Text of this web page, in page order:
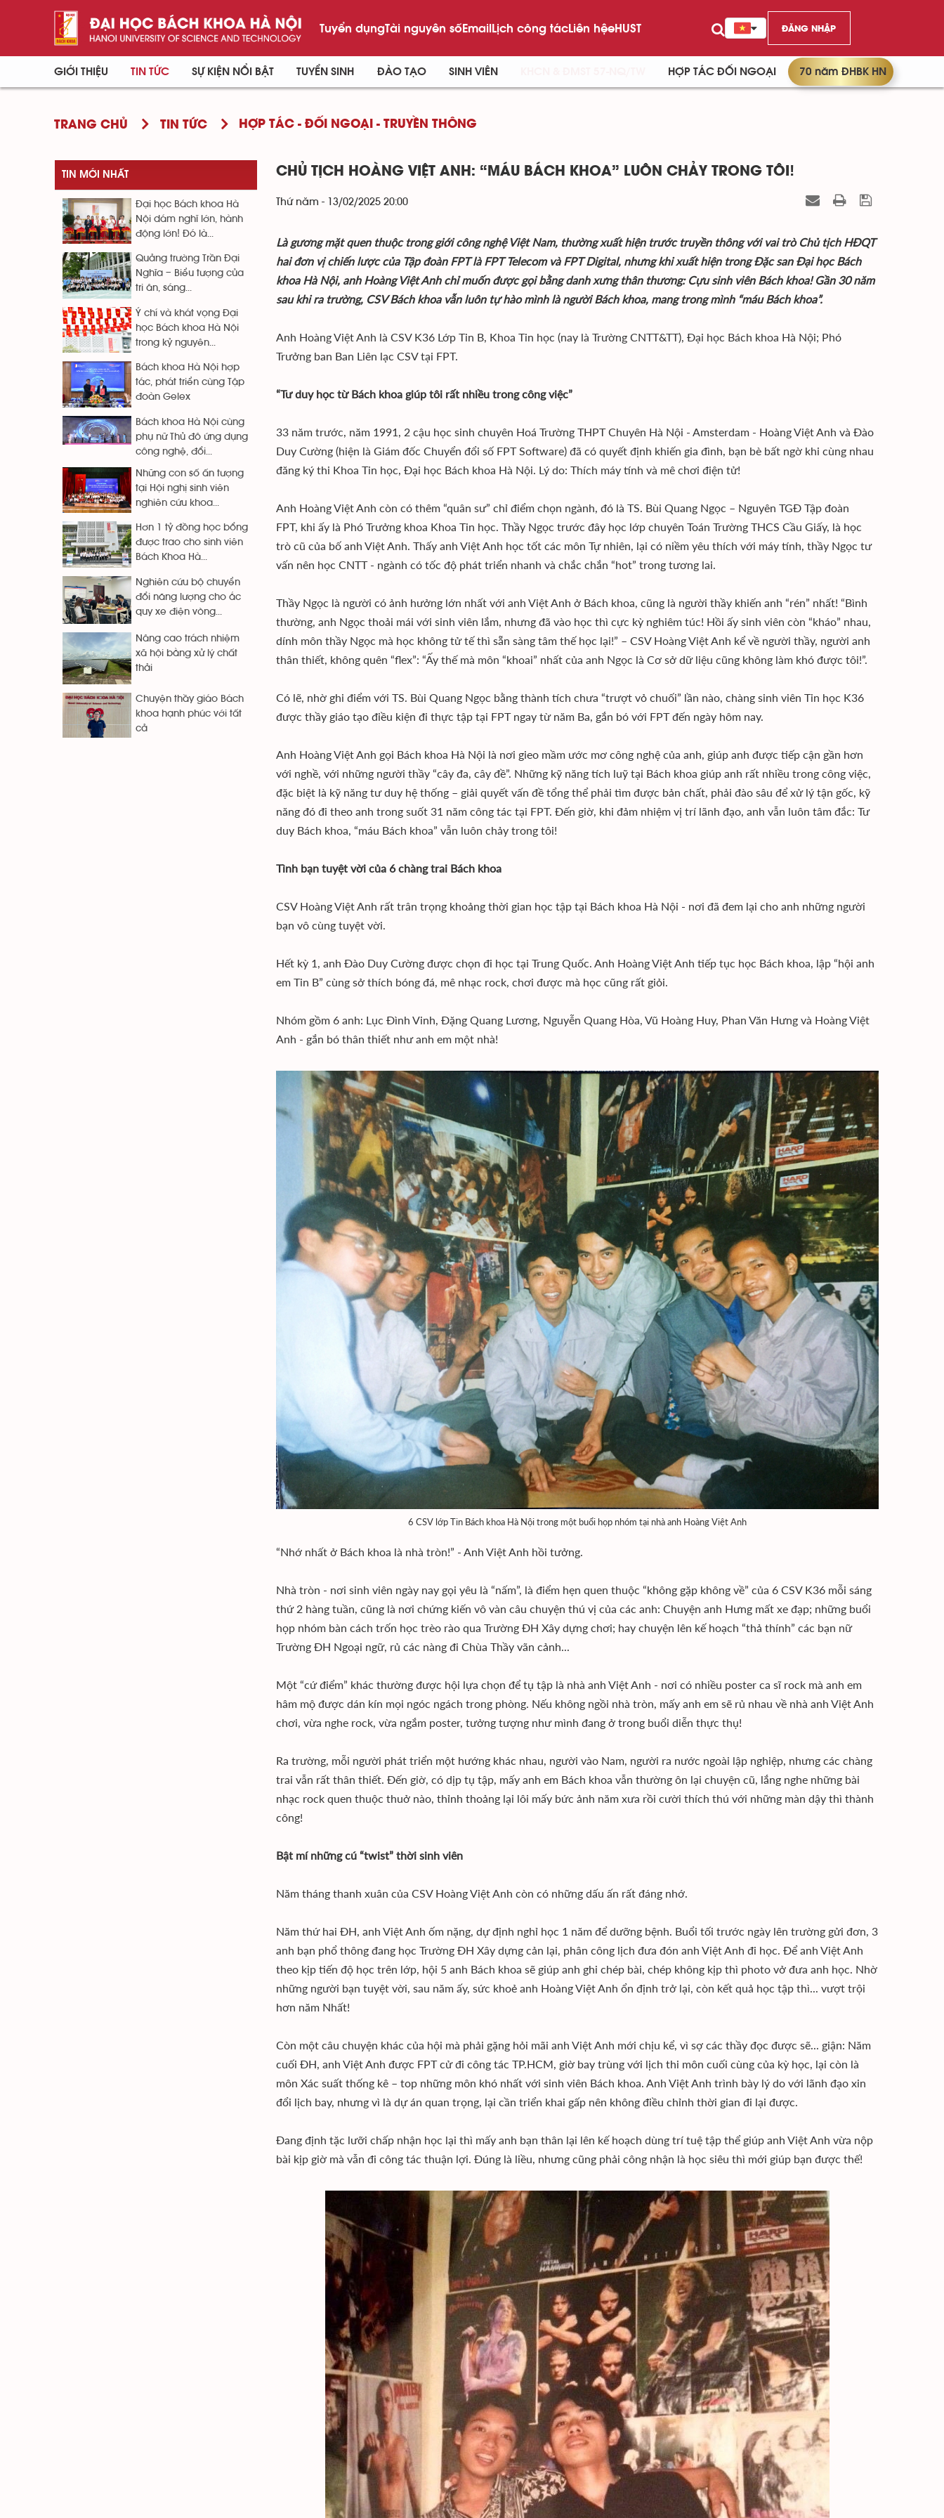
Tuyển dụngTài nguyên sốEmailLịch công tácLiên hệeHUST ĐĂNG NHẬP
GIỚI THIỆU TIN TỨC SỰ KIỆN NỔI BẬT TUYỂN SINH ĐÀO TẠO SINH VIÊN HỢP TÁC ĐỐI NGOẠI 70 năm ĐHBK HN
TRANG CHỦ TIN TỨC HỢP TÁC - ĐỐI NGOẠI - TRUYỀN THÔNG
CHỦ TỊCH HOÀNG VIỆT ANH: “MÁU BÁCH KHOA” LUÔN CHẢY TRONG TÔI!
Thứ năm - 13/02/2025 20:00
Là gương mặt quen thuộc trong giới công nghệ Việt Nam, thường xuất hiện trước truyền thông với vai trò Chủ tịch HĐQT
hai đơn vị chiến lược của Tập đoàn FPT là FPT Telecom và FPT Digital, nhưng khi xuất hiện trong Đặc san Đại học Bách
khoa Hà Nội, anh Hoàng Việt Anh chỉ muốn được gọi bằng danh xưng thân thương: Cựu sinh viên Bách khoa! Gần 30 năm
sau khi ra trường, CSV Bách khoa vẫn luôn tự hào mình là người Bách khoa, mang trong mình “máu Bách khoa”.
Anh Hoàng Việt Anh là CSV K36 Lớp Tin B, Khoa Tin học (nay là Trường CNTT&TT), Đại học Bách khoa Hà Nội; Phó
Trưởng ban Ban Liên lạc CSV tại FPT.
“Tư duy học từ Bách khoa giúp tôi rất nhiều trong công việc”
33 năm trước, năm 1991, 2 cậu học sinh chuyên Hoá Trường THPT Chuyên Hà Nội - Amsterdam - Hoàng Việt Anh và Đào
Duy Cường (hiện là Giám đốc Chuyển đổi số FPT Software) đã có quyết định khiến gia đình, bạn bè bất ngờ khi cùng nhau
đăng ký thi Khoa Tin học, Đại học Bách khoa Hà Nội. Lý do: Thích máy tính và mê chơi điện tử!
Anh Hoàng Việt Anh còn có thêm “quân sư” chỉ điểm chọn ngành, đó là TS. Bùi Quang Ngọc – Nguyên TGĐ Tập đoàn
FPT, khi ấy là Phó Trưởng khoa Khoa Tin học. Thầy Ngọc trước đây học lớp chuyên Toán Trường THCS Cầu Giấy, là học
trò cũ của bố anh Việt Anh. Thấy anh Việt Anh học tốt các môn Tự nhiên, lại có niềm yêu thích với máy tính, thầy Ngọc tư
vấn nên học CNTT - ngành có tốc độ phát triển nhanh và chắc chắn “hot” trong tương lai.
Thầy Ngọc là người có ảnh hưởng lớn nhất với anh Việt Anh ở Bách khoa, cũng là người thầy khiến anh “rén” nhất! “Bình
thường, anh Ngọc thoải mái với sinh viên lắm, nhưng đã vào học thì cực kỳ nghiêm túc! Hồi ấy sinh viên còn “kháo” nhau,
dính môn thầy Ngọc mà học không tử tế thì sẵn sàng tâm thế học lại!” – CSV Hoàng Việt Anh kể về người thầy, người anh
thân thiết, không quên “flex”: “Ấy thế mà môn “khoai” nhất của anh Ngọc là Cơ sở dữ liệu cũng không làm khó được tôi!”.
Có lẽ, nhờ ghi điểm với TS. Bùi Quang Ngọc bằng thành tích chưa “trượt vỏ chuối” lần nào, chàng sinh viên Tin học K36
được thầy giáo tạo điều kiện đi thực tập tại FPT ngay từ năm Ba, gắn bó với FPT đến ngày hôm nay.
Anh Hoàng Việt Anh gọi Bách khoa Hà Nội là nơi gieo mầm ước mơ công nghệ của anh, giúp anh được tiếp cận gần hơn
với nghề, với những người thầy “cây đa, cây đề”. Những kỹ năng tích luỹ tại Bách khoa giúp anh rất nhiều trong công việc,
đặc biệt là kỹ năng tư duy hệ thống – giải quyết vấn đề tổng thể phải tìm được bản chất, phải đào sâu để xử lý tận gốc, kỹ
năng đó đi theo anh trong suốt 31 năm công tác tại FPT. Đến giờ, khi đảm nhiệm vị trí lãnh đạo, anh vẫn luôn tâm đắc: Tư
duy Bách khoa, “máu Bách khoa” vẫn luôn chảy trong tôi!
Tình bạn tuyệt vời của 6 chàng trai Bách khoa
CSV Hoàng Việt Anh rất trân trọng khoảng thời gian học tập tại Bách khoa Hà Nội - nơi đã đem lại cho anh những người
bạn vô cùng tuyệt vời.
Hết kỳ 1, anh Đào Duy Cường được chọn đi học tại Trung Quốc. Anh Hoàng Việt Anh tiếp tục học Bách khoa, lập “hội anh
em Tin B” cùng sở thích bóng đá, mê nhạc rock, chơi được mà học cũng rất giỏi.
Nhóm gồm 6 anh: Lục Đình Vinh, Đặng Quang Lương, Nguyễn Quang Hòa, Vũ Hoàng Huy, Phan Văn Hưng và Hoàng Việt
Anh - gắn bó thân thiết như anh em một nhà!
6 CSV lớp Tin Bách khoa Hà Nội trong một buổi họp nhóm tại nhà anh Hoàng Việt Anh
“Nhớ nhất ở Bách khoa là nhà tròn!” - Anh Việt Anh hồi tưởng.
Nhà tròn - nơi sinh viên ngày nay gọi yêu là “nấm”, là điểm hẹn quen thuộc “không gặp không về” của 6 CSV K36 mỗi sáng
thứ 2 hàng tuần, cũng là nơi chứng kiến vô vàn câu chuyện thú vị của các anh: Chuyện anh Hưng mất xe đạp; những buổi
họp nhóm bàn cách trốn học trèo rào qua Trường ĐH Xây dựng chơi; hay chuyện lên kế hoạch “thả thính” các bạn nữ
Trường ĐH Ngoại ngữ, rủ các nàng đi Chùa Thầy vãn cảnh...
Một “cứ điểm” khác thường được hội lựa chọn để tụ tập là nhà anh Việt Anh - nơi có nhiều poster ca sĩ rock mà anh em
hâm mộ được dán kín mọi ngóc ngách trong phòng. Nếu không ngồi nhà tròn, mấy anh em sẽ rủ nhau về nhà anh Việt Anh
chơi, vừa nghe rock, vừa ngắm poster, tưởng tượng như mình đang ở trong buổi diễn thực thụ!
Ra trường, mỗi người phát triển một hướng khác nhau, người vào Nam, người ra nước ngoài lập nghiệp, nhưng các chàng
trai vẫn rất thân thiết. Đến giờ, có dịp tụ tập, mấy anh em Bách khoa vẫn thường ôn lại chuyện cũ, lắng nghe những bài
nhạc rock quen thuộc thuở nào, thỉnh thoảng lại lôi mấy bức ảnh năm xưa rồi cười thích thú với những màn dậy thì thành
công!
Bật mí những cú “twist” thời sinh viên
Năm tháng thanh xuân của CSV Hoàng Việt Anh còn có những dấu ấn rất đáng nhớ.
Năm thứ hai ĐH, anh Việt Anh ốm nặng, dự định nghỉ học 1 năm để dưỡng bệnh. Buổi tối trước ngày lên trường gửi đơn, 3
anh bạn phổ thông đang học Trường ĐH Xây dựng cản lại, phân công lịch đưa đón anh Việt Anh đi học. Để anh Việt Anh
theo kịp tiến độ học trên lớp, hội 5 anh Bách khoa sẽ giúp anh ghi chép bài, chép không kịp thì photo vở đưa anh học. Nhờ
những người bạn tuyệt vời, sau năm ấy, sức khoẻ anh Hoàng Việt Anh ổn định trở lại, còn kết quả học tập thì... vượt trội
hơn năm Nhất!
Còn một câu chuyện khác của hội mà phải gặng hỏi mãi anh Việt Anh mới chịu kể, vì sợ các thầy đọc được sẽ... giận: Năm
cuối ĐH, anh Việt Anh được FPT cử đi công tác TP.HCM, giờ bay trùng với lịch thi môn cuối cùng của kỳ học, lại còn là
môn Xác suất thống kê – top những môn khó nhất với sinh viên Bách khoa. Anh Việt Anh trình bày lý do với lãnh đạo xin
đổi lịch bay, nhưng vì là dự án quan trọng, lại cần triển khai gấp nên không điều chỉnh thời gian đi lại được.
Đang định tặc lưỡi chấp nhận học lại thì mấy anh bạn thân lại lên kế hoạch dùng trí tuệ tập thể giúp anh Việt Anh vừa nộp
bài kịp giờ mà vẫn đi công tác thuận lợi. Đúng là liều, nhưng cũng phải công nhận là học siêu thì mới giúp bạn được thế!
TIN MỚI NHẤT
Đại học Bách khoa Hà
Nội dám nghĩ lớn, hành
động lớn! Đó là...
Quảng trường Trần Đại
Nghĩa – Biểu tượng của
tri ân, sáng...
Ý chí và khát vọng Đại
học Bách khoa Hà Nội
trong kỷ nguyên...
Bách khoa Hà Nội hợp
tác, phát triển cùng Tập
đoàn Gelex
Bách khoa Hà Nội cùng
phụ nữ Thủ đô ứng dụng
công nghệ, đổi...
Những con số ấn tượng
tại Hội nghị sinh viên
nghiên cứu khoa...
Hơn 1 tỷ đồng học bổng
được trao cho sinh viên
Bách Khoa Hà...
Nghiên cứu bộ chuyển
đổi năng lượng cho ắc
quy xe điện vòng...
Nâng cao trách nhiệm
xã hội bằng xử lý chất
thải
Chuyện thầy giáo Bách
khoa hạnh phúc với tất
cả